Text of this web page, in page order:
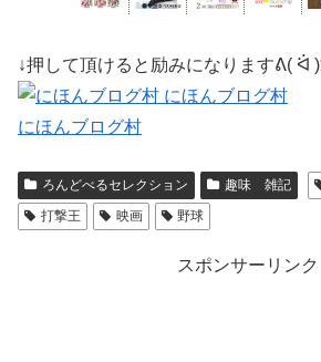
↓押して頂けると励みになりますᕕ( ᐛ
にほんブログ村
ろんどべるセレクション 趣味 雑記
打撃王
映画 野球
スポンサーリンク